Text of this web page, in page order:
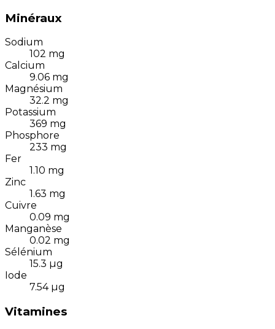
Minéraux
Sodium
102 mg
Calcium
9.06 mg
Magnésium
32.2 mg
Potassium
369 mg
Phosphore
233 mg
Fer
1.10 mg
Zinc
1.63 mg
Cuivre
0.09 mg
Manganèse
0.02 mg
Sélénium
15.3 µg
Iode
7.54 µg
Vitamines